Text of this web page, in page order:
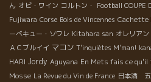
ん オビ・ワイン コルトン・ Football COUPE
Fujiwara Corse Bois de Vincennes Cachette
ーベキュー・ソワレ Kitahara san オレリアン
ＡＣブルイイ マコン T'inquiètes M'man!
HARI Jordy Aguyana En Mets fais ce qu'il
Mosse La Revue du Vin de France 日本酒